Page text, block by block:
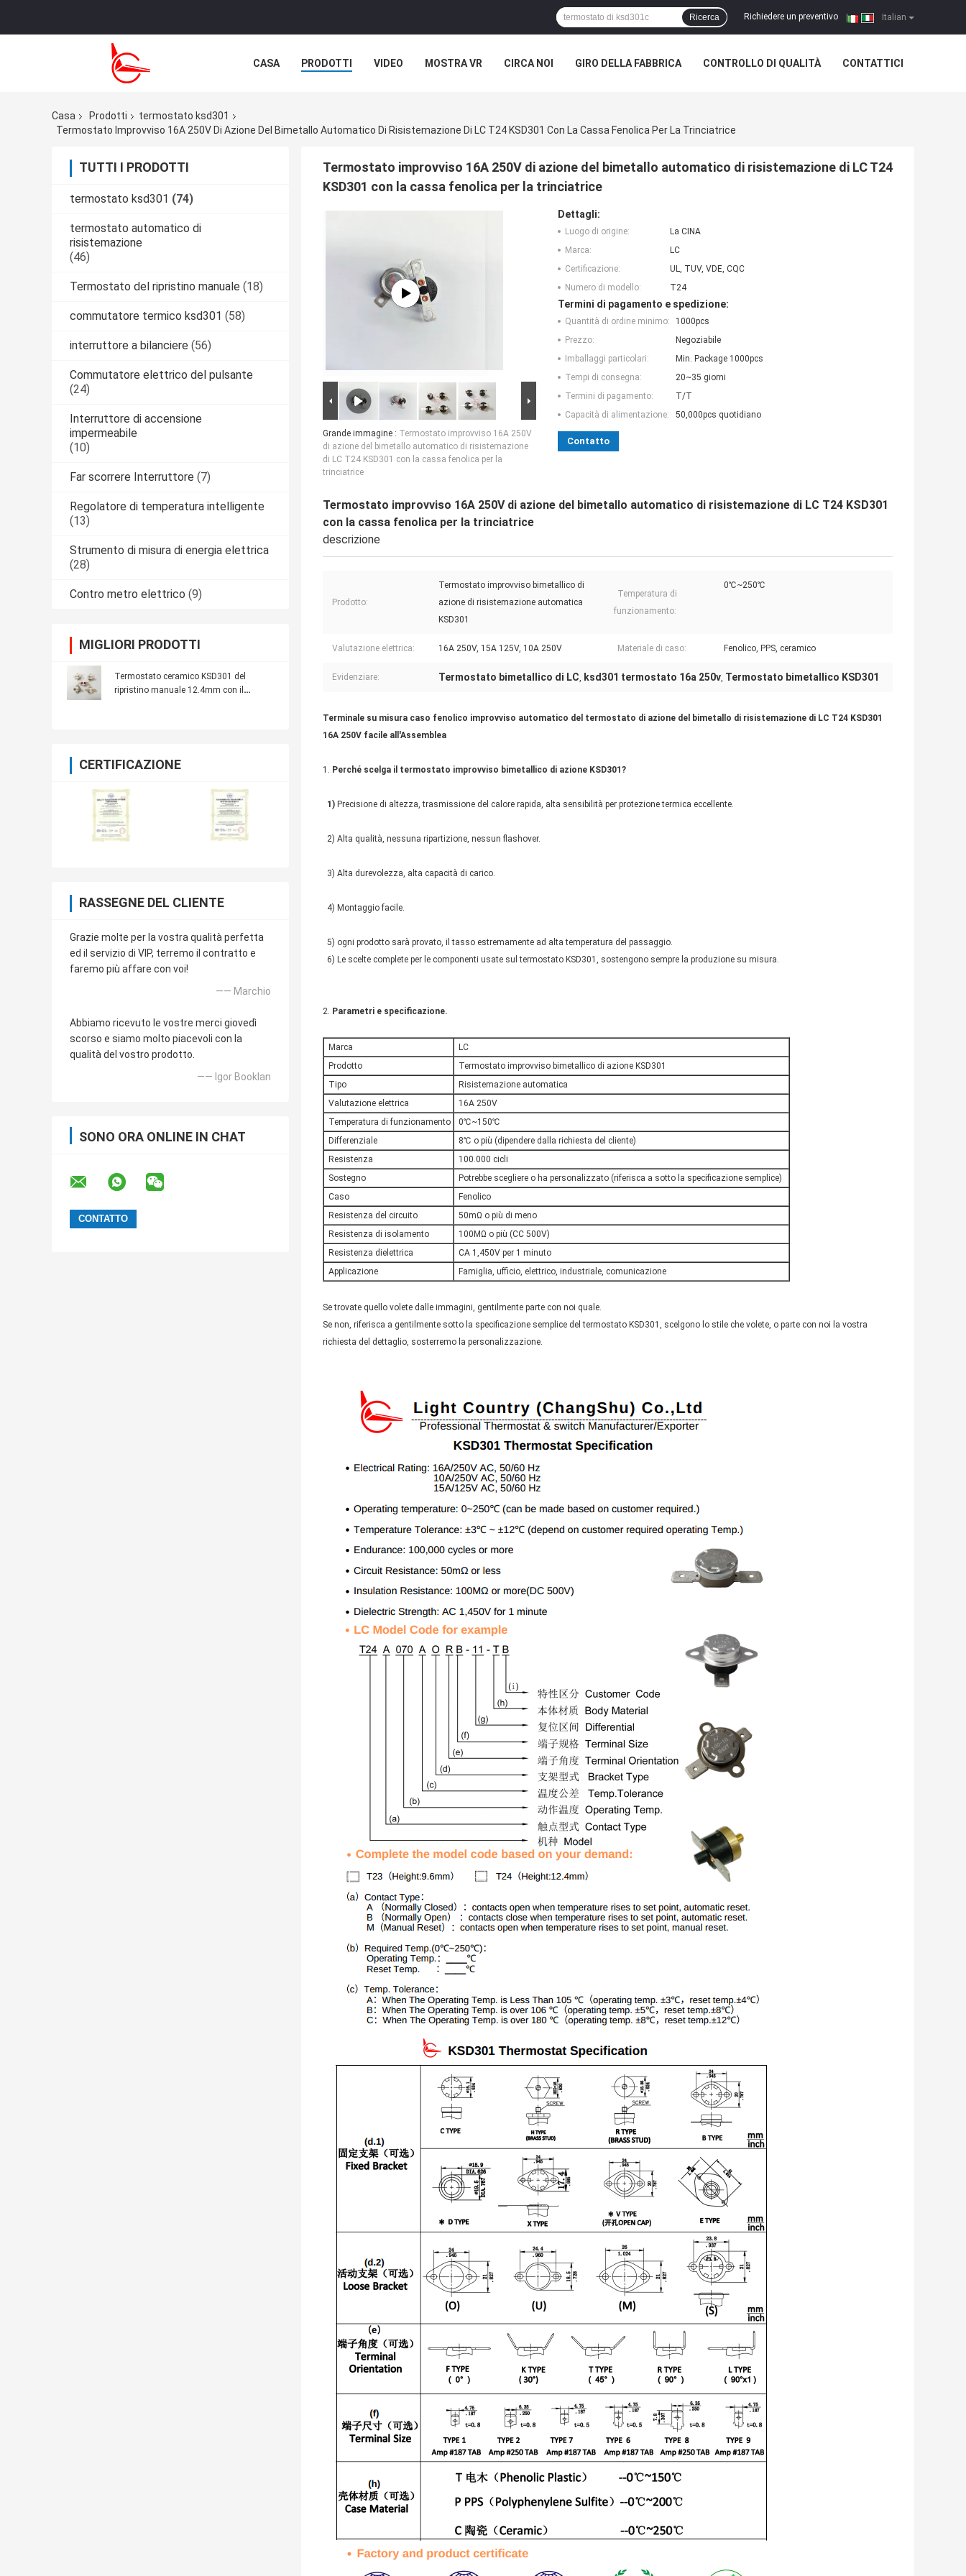
Italian
Richiedere un preventivo |
Ricerca
CASA PRODOTTI VIDEO MOSTRA VR CIRCA NOI GIRO DELLA FABBRICA CONTROLLO DI QUALITÀ CONTATTICI
Casa
Prodotti
termostato ksd301
Termostato Improvviso 16A 250V Di Azione Del Bimetallo Automatico Di Risistemazione Di LC T24 KSD301 Con La Cassa Fenolica Per La Trinciatrice
TUTTI I PRODOTTI
termostato ksd301 (74)
termostato automatico di
risistemazione
(46)
Termostato del ripristino manuale (18)
commutatore termico ksd301 (58)
interruttore a bilanciere (56)
Commutatore elettrico del pulsante
(24)
Interruttore di accensione
impermeabile
(10)
Far scorrere Interruttore (7)
Regolatore di temperatura intelligente
(13)
Strumento di misura di energia elettrica
(28)
Contro metro elettrico (9)
MIGLIORI PRODOTTI
Termostato ceramico KSD301 del
ripristino manuale 12.4mm con il
CERTIFICAZIONE
RASSEGNE DEL CLIENTE
Grazie molte per la vostra qualità perfetta
ed il servizio di VIP, terremo il contratto e
faremo più affare con voi!
—— Marchio
Abbiamo ricevuto le vostre merci giovedì
scorso e siamo molto piacevoli con la
qualità del vostro prodotto.
—— Igor Booklan
SONO ORA ONLINE IN CHAT
Termostato improvviso 16A 250V di azione del bimetallo automatico di risistemazione di LC T24
KSD301 con la cassa fenolica per la trinciatrice
Grande immagine : Termostato improvviso 16A 250V
di azione del bimetallo automatico di risistemazione
di LC T24 KSD301 con la cassa fenolica per la
trinciatrice
Dettagli:
Luogo di origine:
La CINA
Marca:
LC
Certificazione:
UL, TUV, VDE, CQC
Numero di modello:
T24
Termini di pagamento e spedizione:
Quantità di ordine minimo:
1000pcs
Prezzo:
Negoziabile
Imballaggi particolari:
Min. Package 1000pcs
Tempi di consegna:
20~35 giorni
Termini di pagamento:
T/T
Capacità di alimentazione:
50,000pcs quotidiano
Contatto
Termostato improvviso 16A 250V di azione del bimetallo automatico di risistemazione di LC T24 KSD301
con la cassa fenolica per la trinciatrice
descrizione
Prodotto:
Termostato improvviso bimetallico di
azione di risistemazione automatica
KSD301
Temperatura di
funzionamento:
0℃~250℃
Valutazione elettrica: 16A 250V, 15A 125V, 10A 250V Materiale di caso: Fenolico, PPS, ceramico
Evidenziare: Termostato bimetallico di LC ksd301 termostato 16a 250v Termostato bimetallico KSD301
Terminale su misura caso fenolico improvviso automatico del termostato di azione del bimetallo di risistemazione di LC T24 KSD301
16A 250V facile all'Assemblea
1. Perché scelga il termostato improvviso bimetallico di azione KSD301?
1) Precisione di altezza, trasmissione del calore rapida, alta sensibilità per protezione termica eccellente.
2) Alta qualità, nessuna ripartizione, nessun flashover.
3) Alta durevolezza, alta capacità di carico.
4) Montaggio facile.
5) ogni prodotto sarà provato, il tasso estremamente ad alta temperatura del passaggio.
6) Le scelte complete per le componenti usate sul termostato KSD301, sostengono sempre la produzione su misura.
2. Parametri e specificazione.
Marca
LC
Prodotto
Termostato improvviso bimetallico di azione KSD301
Tipo
Risistemazione automatica
Valutazione elettrica
16A 250V
Temperatura di funzionamento
0℃~150℃
Differenziale
8℃ o più (dipendere dalla richiesta del cliente)
Resistenza
100.000 cicli
Sostegno
Potrebbe scegliere o ha personalizzato (riferisca a sotto la specificazione semplice)
Caso
Fenolico
Resistenza del circuito
50mΩ o più di meno
Resistenza di isolamento
100MΩ o più (CC 500V)
Resistenza dielettrica
CA 1,450V per 1 minuto
Applicazione
Famiglia, ufficio, elettrico, industriale, comunicazione
Se trovate quello volete dalle immagini, gentilmente parte con noi quale.
Se non, riferisca a gentilmente sotto la specificazione semplice del termostato KSD301, scelgono lo stile che volete, o parte con noi la vostra
richiesta del dettaglio, sosterremo la personalizzazione.